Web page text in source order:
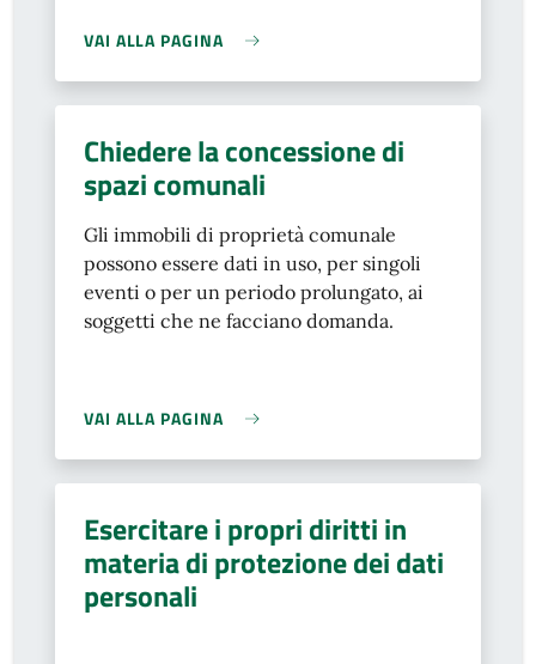
VAI ALLA PAGINA
Chiedere la concessione di
spazi comunali
Gli immobili di proprietà comunale
possono essere dati in uso, per singoli
eventi o per un periodo prolungato, ai
soggetti che ne facciano domanda.
VAI ALLA PAGINA
Esercitare i propri diritti in
materia di protezione dei dati
personali